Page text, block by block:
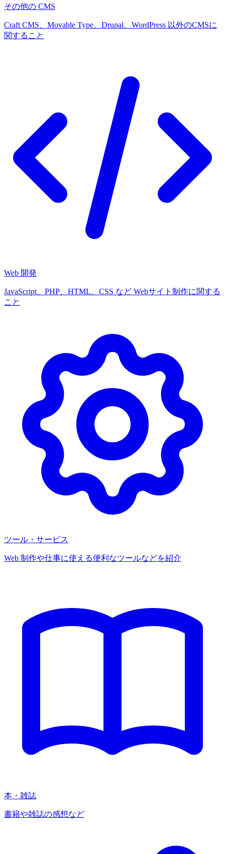
その他の CMS
Craft CMS、Movable Type、Drupal、WordPress 以外のCMSに
関すること
Web 開発
JavaScript、PHP、HTML、CSS など Webサイト制作に関する
こと
ツール・サービス
Web 制作や仕事に使える便利なツールなどを紹介
本・雑誌
書籍や雑誌の感想など